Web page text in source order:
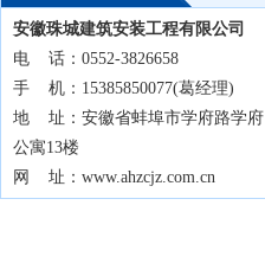
安徽珠城建筑安装工程有限公司
电 话：0552-3826658
手 机：15385850077(葛经理)
地 址：安徽省蚌埠市学府路学府
公寓13楼
网 址：www.ahzcjz.com.cn